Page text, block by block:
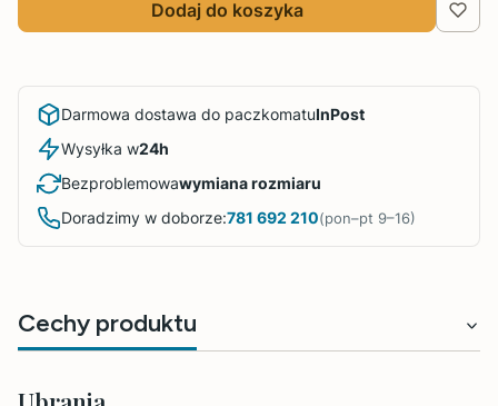
Dodaj do koszyka
Darmowa dostawa do paczkomatuInPost
Wysyłka w24h
Bezproblemowawymiana rozmiaru
Doradzimy w doborze:781 692 210(pon–pt 9–16)
Cechy produktu